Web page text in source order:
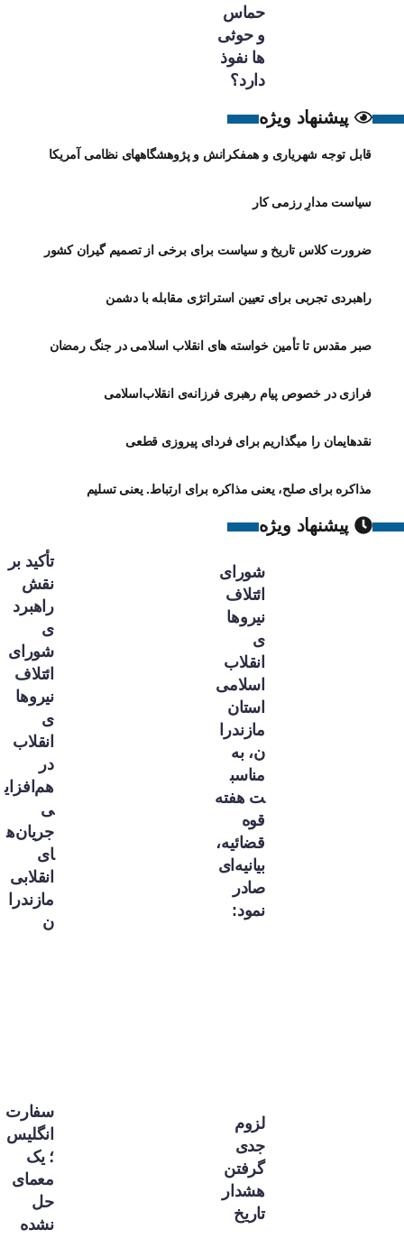
حماس
و حوثی
ها نفوذ
دارد؟
پیشنهاد ویژه
قابل توجه شهریاری و همفکرانش و پژوهشگاههای نظامی آمریکا
سیاست مدارِ رزمی کار
ضرورت کلاس تاریخ و سیاست برای برخی از تصمیم گیران کشور
راهبردی تجربی برای تعیین استراتژی مقابله با دشمن
صبر مقدس تا تأمین خواسته های انقلاب اسلامی در جنگ رمضان
فرازی در خصوص پیام رهبری فرزانه‌ی انقلاب‌اسلامی
نقدهایمان را میگذاریم برای فردای پیروزی قطعی
مذاکره برای صلح، یعنی مذاکره برای ارتباط. یعنی تسلیم
پیشنهاد ویژه
شورای
ائتلاف
نیروها
ی
انقلاب
اسلامی
استان
مازندرا
ن، به
مناسب
ت هفته
قوه
قضائیه،
بیانیه‌ای
صادر
نمود:
تأکید بر
نقش
راهبرد
ی
شورای
ائتلاف
نیروها
ی
انقلاب
در
هم‌افزای
ی
جریان‌ه
ای
انقلابی
مازندرا
ن
لزوم
جدی
گرفتن
هشدار
تاریخ
سفارت
انگلیس
؛ یک
معمای
حل
نشده